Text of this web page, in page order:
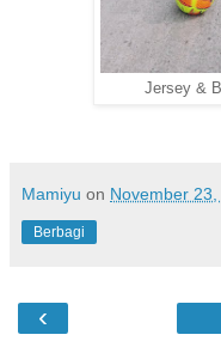
Jersey &
Mamiyu on November 23,
Berbagi
‹